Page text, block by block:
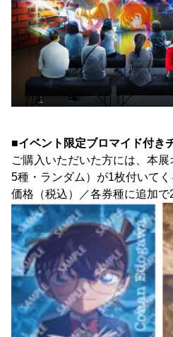
■イベント限定ブロマイド付き
ご購入いただいた方には、本
5種・ランダム）が1枚付いてく
価格（税込）／各券種に追加で